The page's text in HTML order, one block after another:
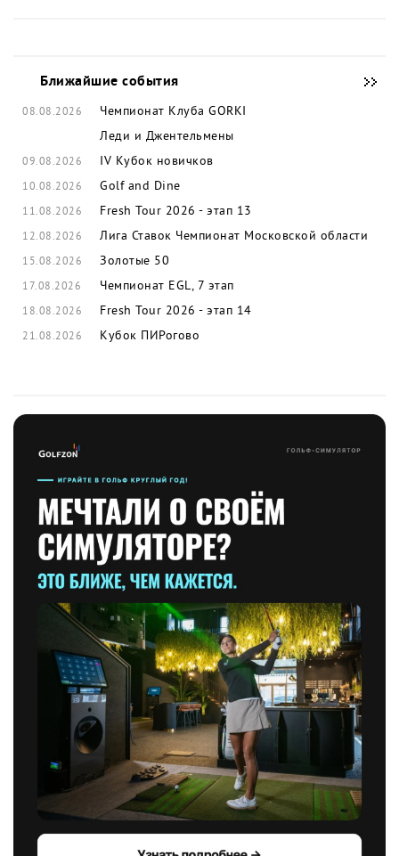
Ближайшие события
08.08.2026
Чемпионат Клуба GORKI
Леди и Джентельмены
09.08.2026 IV Кубок новичков
10.08.2026 Golf and Dine
11.08.2026 Fresh Tour 2026 - этап 13
12.08.2026 Лига Ставок Чемпионат Московской области
15.08.2026 Золотые 50
17.08.2026 Чемпионат EGL, 7 этап
18.08.2026 Fresh Tour 2026 - этап 14
21.08.2026 Кубок ПИРогово